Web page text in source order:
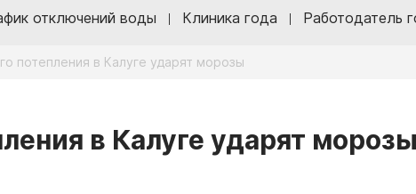
отключений воды Клиника года Работодатель
потепления в Калуге ударят морозы
в Калуге ударят